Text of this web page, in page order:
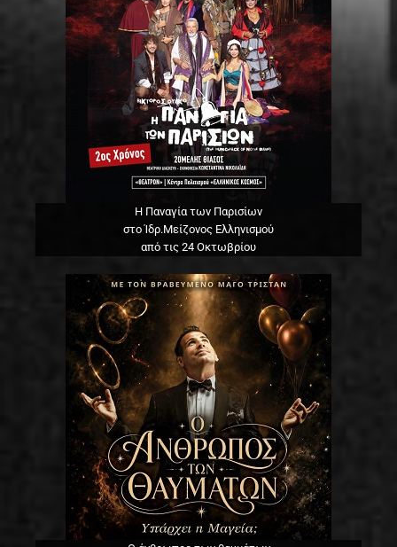
Η Παναγία των Παρισίων
στο Ίδρ.Μείζονος Ελληνισμού
από τις 24 Οκτωβρίου